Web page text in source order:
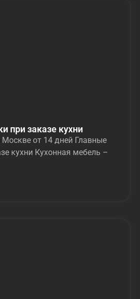
при заказе кухни
Москве от 14 дней Главные
кухни Кухонная мебель –